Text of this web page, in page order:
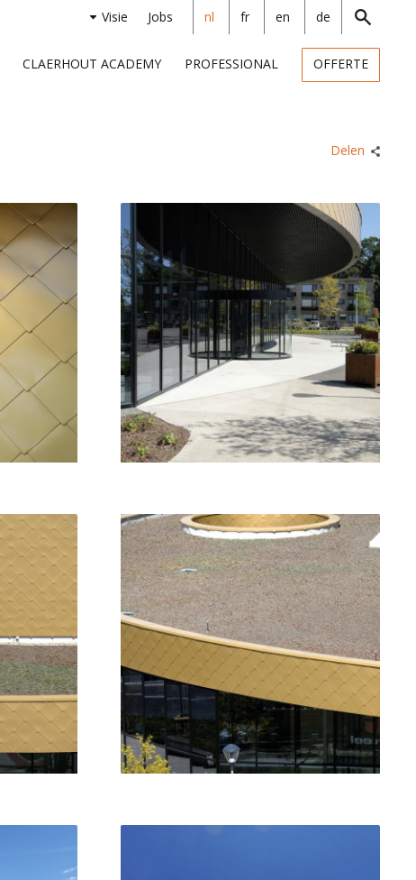
Visie Jobs nl fr en de
CLAERHOUT ACADEMY PROFESSIONAL OFFERTE
Delen